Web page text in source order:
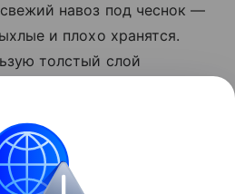
навоз под чеснок —
и плохо хранятся.
толстый слой
— на кислых грядках
хорошем уходе.